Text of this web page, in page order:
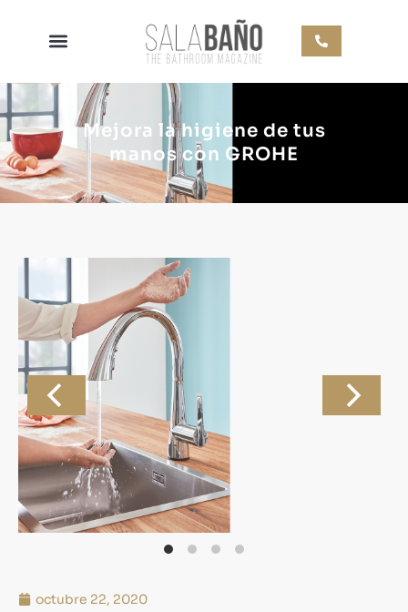
Mejora la higiene de tus
manos con GROHE
octubre 22, 2020